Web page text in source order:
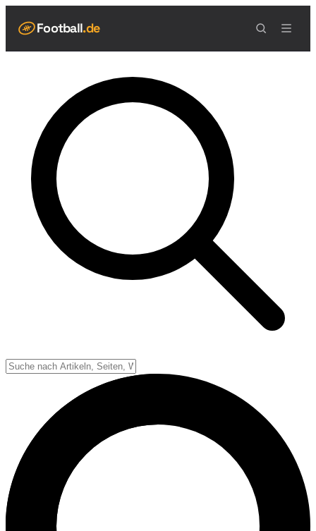
Football.de
Live Scores
Spielplan
Teams
Tabelle
Football Regeln
Punkte & Scoring
Strafen & Fouls
Schiedsrichter
Football Lexikon